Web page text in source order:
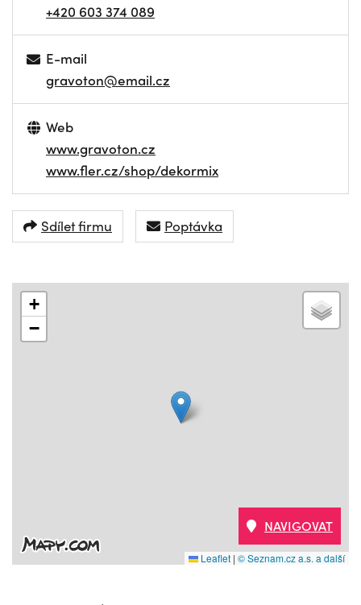
+420 603 374 089
E-mail
gravoton@email.cz
Web
www.gravoton.cz
www.fler.cz/shop/dekormix
Sdílet firmu Poptávka
+
−
Leaflet | © Seznam.cz a.s. a další
NAVIGOVAT